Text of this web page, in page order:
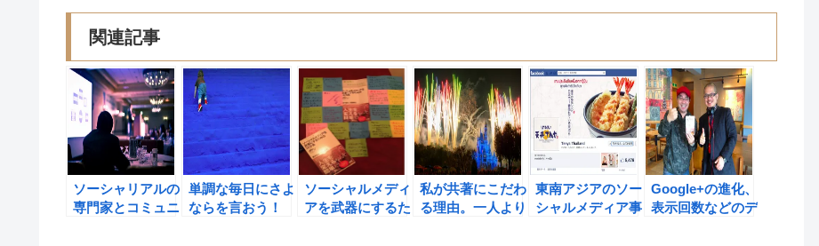
関連記事
ソーシャリアルの
専門家とコミュニ
単調な毎日にさよ
ならを言おう！
ソーシャルメディ
アを武器にするた
私が共著にこだわ
る理由。一人より
東南アジアのソー
シャルメディア事
Google+の進化、
表示回数などのデ